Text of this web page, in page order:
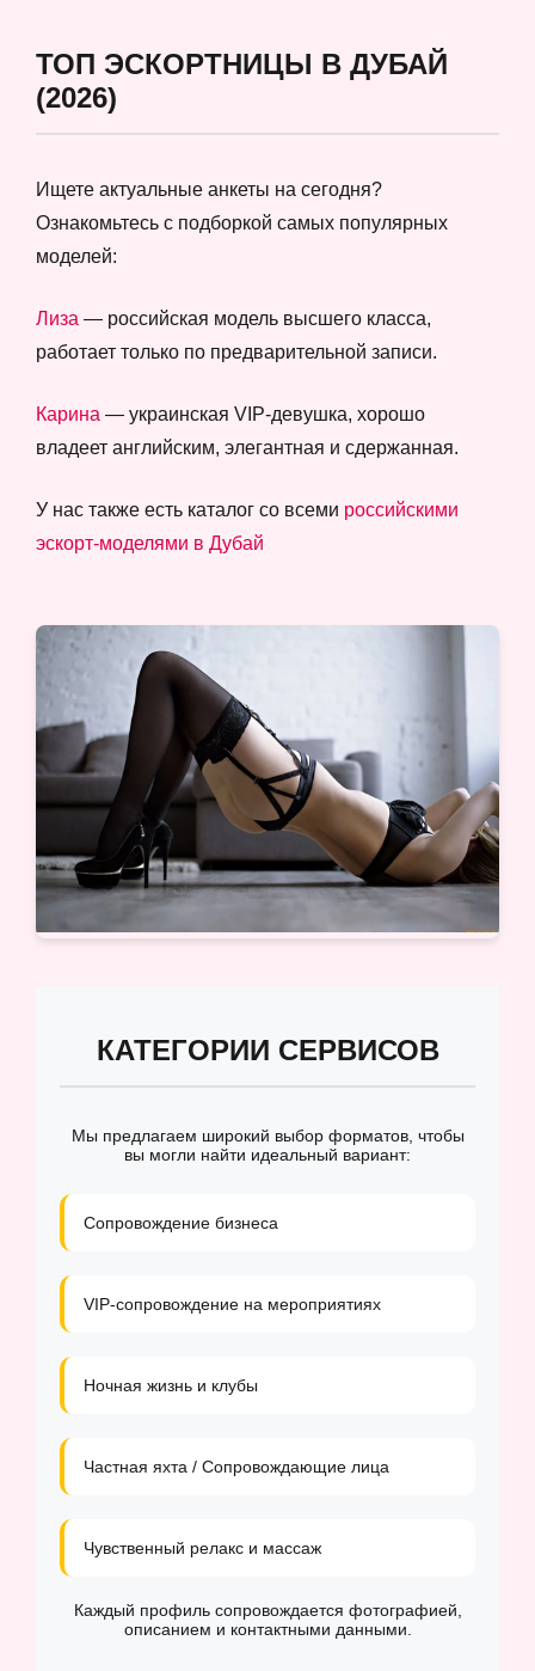
ТОП ЭСКОРТНИЦЫ В ДУБАЙ
(2026)
Ищете актуальные анкеты на сегодня?
Ознакомьтесь с подборкой самых популярных
моделей:
Лиза — российская модель высшего класса,
работает только по предварительной записи.
Карина — украинская VIP-девушка, хорошо
владеет английским, элегантная и сдержанная.
У нас также есть каталог со всеми российскими
эскорт-моделями в Дубай
КАТЕГОРИИ СЕРВИСОВ
Мы предлагаем широкий выбор форматов, чтобы
вы могли найти идеальный вариант:
Сопровождение бизнеса
VIP-сопровождение на мероприятиях
Ночная жизнь и клубы
Частная яхта / Сопровождающие лица
Чувственный релакс и массаж
Каждый профиль сопровождается фотографией,
описанием и контактными данными.